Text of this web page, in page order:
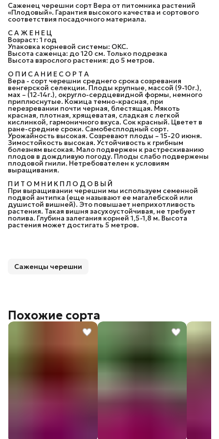
Саженец черешни сорт Вера от питомника растений
«Плодовый». Гарантия высокого качества и сортового
соответствия посадочного материала.
С А Ж Е Н Е Ц
Возраст: 1 год
Упаковка корневой системы: ОКС.
Высота саженца: до 120 см. Только подрезка
Высота взрослого растения: до 5 метров.
О П И С А Н И Е С О Р Т А
Вера - сорт черешни среднего срока созревания
венгерской селекции. Плоды крупные, массой (9-10г.),
мах – (12-14г.), округло-сердцевидной формы, немного
приплюснутые. Кожица темно-красная, при
перезревании почти черная, блестящая. Мякоть
красная, плотная, хрящеватая, сладкая с легкой
кислинкой, гармоничного вкуса. Сок красный. Цветет в
ране-средние сроки. Самобесплодный сорт.
Урожайность высокая. Созревают плоды – 15-20 июня.
Зимостойкость высокая. Устойчивость к грибным
болезням высокая. Мало подвержен к растрескиванию
плодов в дождливую погоду. Плоды слабо подвержены
плодовой гнили. Нетребователен к условиям
выращивания.
П И Т О М Н И К П Л О Д О В Ы Й
При выращивании черешни мы используем семенной
подвой антипка (еще называют ее магалебской или
душистой вишней). Это повышает неприхотливость
растения. Такая вишня засухоустойчивая, не требует
полива. Глубина залегания корней 1,5-1,8 м. Высота
растения может достигать 5 метров.
Саженцы черешни
Похожие сорта